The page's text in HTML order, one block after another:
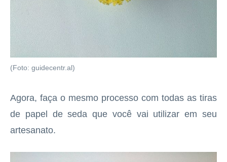
(Foto: guidecentr.al)
Agora, faça o mesmo processo com todas as tiras
de papel de seda que você vai utilizar em seu
artesanato.